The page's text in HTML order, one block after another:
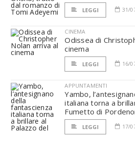
LEGGI 31/
CINEMA
Odissea di
cinema
LEGGI 16/
APPUNTAMENTI
Yambo,
italiana torna a
Fumetto di
LEGGI 17/